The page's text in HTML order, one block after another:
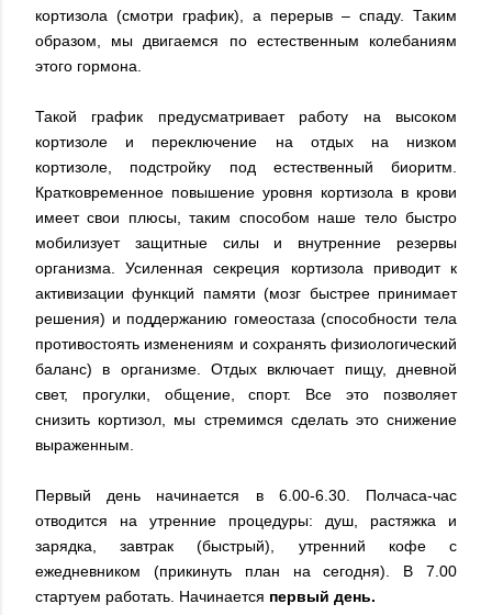
кортизола (смотри график), а перерыв – спаду. Таким
образом, мы двигаемся по естественным колебаниям
этого гормона.
Такой график предусматривает работу на высоком
кортизоле и переключение на отдых на низком
кортизоле, подстройку под естественный биоритм.
Кратковременное повышение уровня кортизола в крови
имеет свои плюсы, таким способом наше тело быстро
мобилизует защитные силы и внутренние резервы
организма. Усиленная секреция кортизола приводит к
активизации функций памяти (мозг быстрее принимает
решения) и поддержанию гомеостаза (способности тела
противостоять изменениям и сохранять физиологический
баланс) в организме. Отдых включает пищу, дневной
свет, прогулки, общение, спорт. Все это позволяет
снизить кортизол, мы стремимся сделать это снижение
выраженным.
Первый день начинается в 6.00-6.30. Полчаса-час
отводится на утренние процедуры: душ, растяжка и
зарядка, завтрак (быстрый), утренний кофе с
ежедневником (прикинуть план на сегодня). В 7.00
стартуем работать. Начинается первый день.